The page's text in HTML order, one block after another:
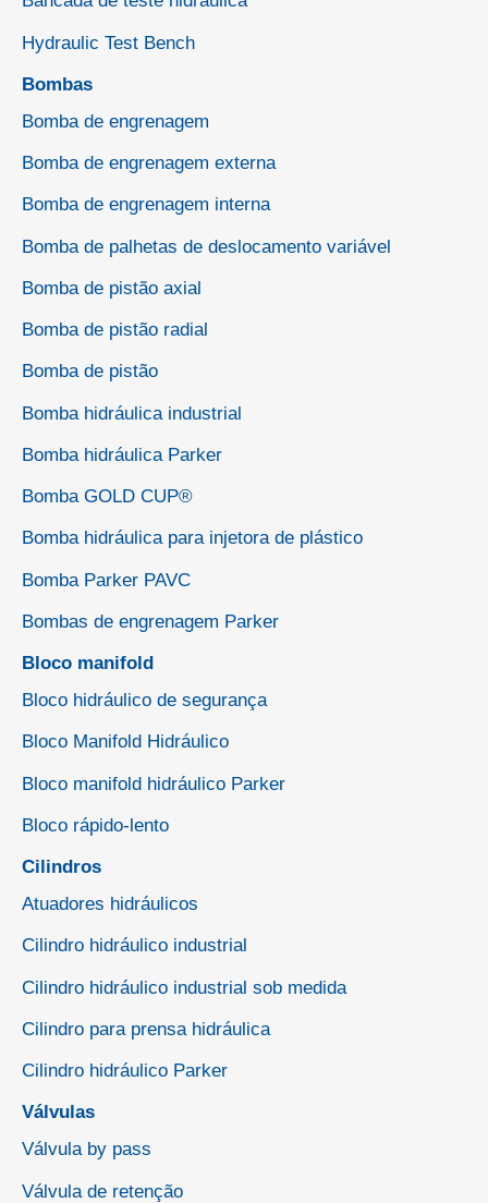
Hydraulic Test Bench
Bombas
Bomba de engrenagem
Bomba de engrenagem externa
Bomba de engrenagem interna
Bomba de palhetas de deslocamento variável
Bomba de pistão axial
Bomba de pistão radial
Bomba de pistão
Bomba hidráulica industrial
Bomba hidráulica Parker
Bomba GOLD CUP®
Bomba hidráulica para injetora de plástico
Bomba Parker PAVC
Bombas de engrenagem Parker
Bloco manifold
Bloco hidráulico de segurança
Bloco Manifold Hidráulico
Bloco manifold hidráulico Parker
Bloco rápido-lento
Cilindros
Atuadores hidráulicos
Cilindro hidráulico industrial
Cilindro hidráulico industrial sob medida
Cilindro para prensa hidráulica
Cilindro hidráulico Parker
Válvulas
Válvula by pass
Válvula de retenção